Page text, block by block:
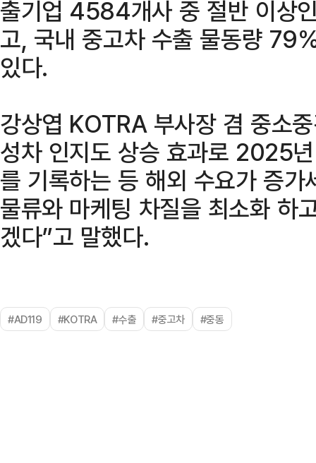
출기업 4584개사 중 절반 이상
고, 국내 중고차 수출 물동량
있다.
강상엽 KOTRA 부사장 겸 중소
성차 인지도 상승 효과로 2025
를 기록하는 등 해외 수요가 증가
물류와 마케팅 차질을 최소화 하
겠다”고 말했다.
#AD119 #KOTRA #수출 #중고차 #중동